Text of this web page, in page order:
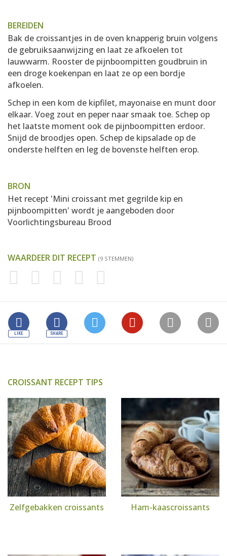
BEREIDEN
Bak de croissantjes in de oven knapperig bruin volgens
de gebruiksaanwijzing en laat ze afkoelen tot
lauwwarm. Rooster de pijnboompitten goudbruin in
een droge koekenpan en laat ze op een bordje
afkoelen.
Schep in een kom de kipfilet, mayonaise en munt door
elkaar. Voeg zout en peper naar smaak toe. Schep op
het laatste moment ook de pijnboompitten erdoor.
Snijd de broodjes open. Schep de kipsalade op de
onderste helften en leg de bovenste helften erop.
BRON
Het recept 'Mini croissant met gegrilde kip en
pijnboompitten' wordt je aangeboden door
Voorlichtingsbureau Brood
WAARDEER DIT RECEPT (9 STEMMEN)
CROISSANT RECEPT TIPS
Zelfgebakken croissants Ham-kaascroissants